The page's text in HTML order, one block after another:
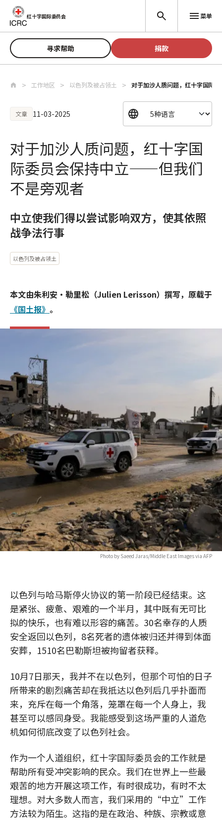
跳至主要内容
红十字国际委员会 菜单
寻求帮助 捐款
工作地区 以色列及被占领土 对于加沙人质问题，红十字国际
文章 11-03-2025
对于加沙人质问题，红十字国
际委员会保持中立——但我们
不是旁观者
中立使我们得以尝试影响双方，使其依照
战争法行事
以色列及被占领土
本文由朱利安·勒里松（Julien Lerisson）撰写，原载于
《国土报》 。
Photo by Saeed Jaras/Middle East Images via AFP
以色列与哈马斯停火协议的第一阶段已经结束。这
是紧张、疲惫、艰难的一个半月，其中既有无可比
拟的快乐，也有难以形容的痛苦。30名幸存的人质
安全返回以色列，8名死者的遗体被归还并得到体面
安葬，1510名巴勒斯坦被拘留者获释。
10月7日那天，我并不在以色列，但那个可怕的日子
所带来的剧烈痛苦却在我抵达以色列后几乎扑面而
来，充斥在每一个角落，笼罩在每一个人身上，我
甚至可以感同身受。我能感受到这场严重的人道危
机如何彻底改变了以色列社会。
作为一个人道组织，红十字国际委员会的工作就是
帮助所有受冲突影响的民众。我们在世界上一些最
艰苦的地方开展这项工作，有时很成功，有时不太
理想。对大多数人而言，我们采用的“中立”工作
方法较为陌生。这指的是在政治、种族、宗教或意